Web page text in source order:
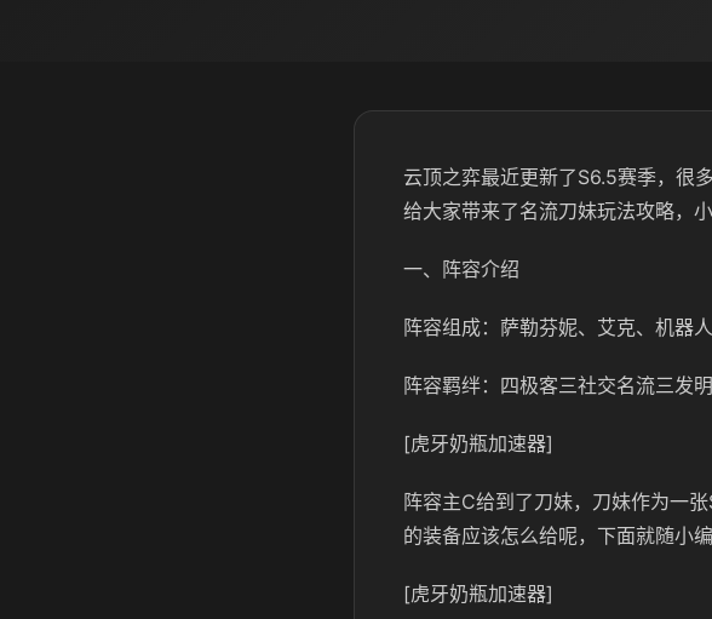
云顶之弈最近更新了S6.5赛季，很
给大家带来了名流刀妹玩法攻略，
一、阵容介绍
阵容组成：萨勒芬妮、艾克、机器
阵容羁绊：四极客三社交名流三发
[虎牙奶瓶加速器]
阵容主C给到了刀妹，刀妹作为一
的装备应该怎么给呢，下面就随小
[虎牙奶瓶加速器]